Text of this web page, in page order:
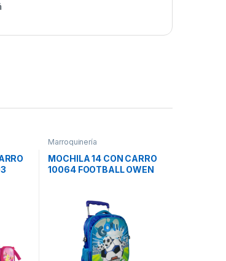
Marroquinería
MOCHILA 14 CON CARRO
10064 FOOTBALL OWEN